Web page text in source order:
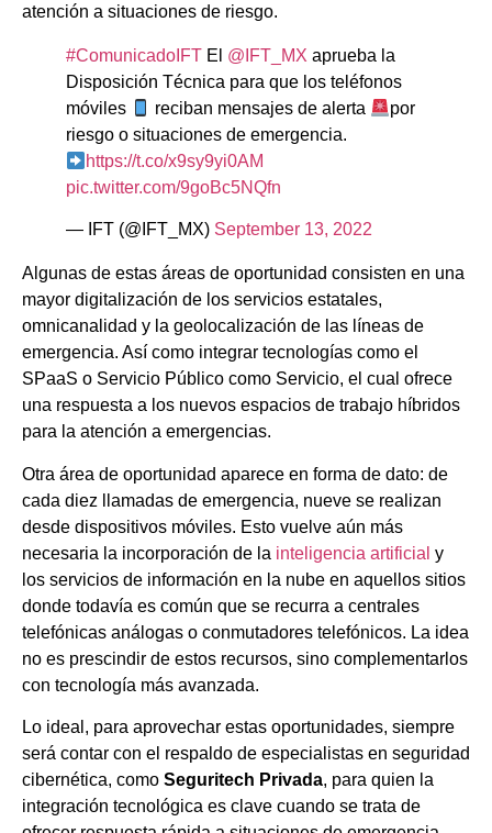
atención a situaciones de riesgo.
#ComunicadoIFT El @IFT_MX aprueba la
Disposición Técnica para que los teléfonos
móviles
reciban mensajes de alerta
por
riesgo o situaciones de emergencia.
https://t.co/x9sy9yi0AM
pic.twitter.com/9goBc5NQfn
— IFT (@IFT_MX) September 13, 2022
Algunas de estas áreas de oportunidad consisten en una
mayor digitalización de los servicios estatales,
omnicanalidad y la geolocalización de las líneas de
emergencia. Así como integrar tecnologías como el
SPaaS o Servicio Público como Servicio, el cual ofrece
una respuesta a los nuevos espacios de trabajo híbridos
para la atención a emergencias.
Otra área de oportunidad aparece en forma de dato: de
cada diez llamadas de emergencia, nueve se realizan
desde dispositivos móviles. Esto vuelve aún más
necesaria la incorporación de la inteligencia artificial y
los servicios de información en la nube en aquellos sitios
donde todavía es común que se recurra a centrales
telefónicas análogas o conmutadores telefónicos. La idea
no es prescindir de estos recursos, sino complementarlos
con tecnología más avanzada.
Lo ideal, para aprovechar estas oportunidades, siempre
será contar con el respaldo de especialistas en seguridad
cibernética, como Seguritech Privada, para quien la
integración tecnológica es clave cuando se trata de